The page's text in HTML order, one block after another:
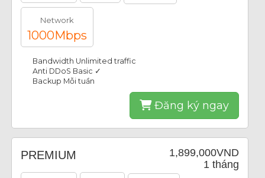
Network
1000Mbps
Bandwidth Unlimited traffic
Anti DDoS Basic ✓
Backup Mỗi tuần
Đăng ký ngay
1,899,000VND
1 tháng
PREMIUM